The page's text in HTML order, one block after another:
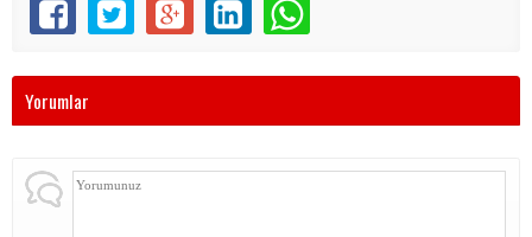
Yorumlar